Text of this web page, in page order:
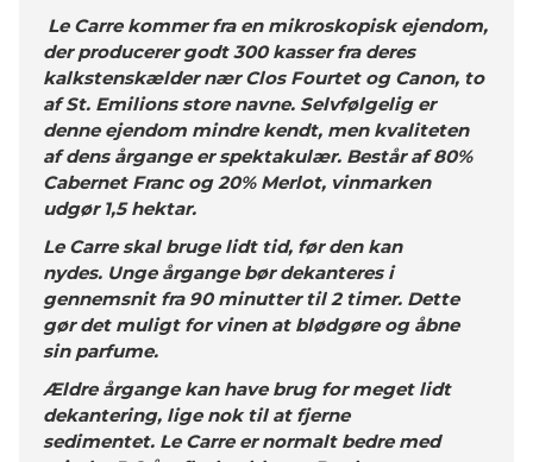
Le Carre kommer fra en mikroskopisk ejendom,
der producerer godt 300 kasser fra deres
kalkstenskælder nær Clos Fourtet og Canon, to
af St. Emilions store navne. Selvfølgelig er
denne ejendom mindre kendt, men kvaliteten
af ​​dens årgange er spektakulær. Består af 80%
Cabernet Franc og 20% Merlot, vinmarken
udgør 1,5 hektar.
Le Carre skal bruge lidt tid, før den kan
nydes. Unge årgange bør dekanteres i
gennemsnit fra 90 minutter til 2 timer. Dette
gør det muligt for vinen at blødgøre og åbne
sin parfume.
Ældre årgange kan have brug for meget lidt
dekantering, lige nok til at fjerne
sedimentet. Le Carre er normalt bedre med